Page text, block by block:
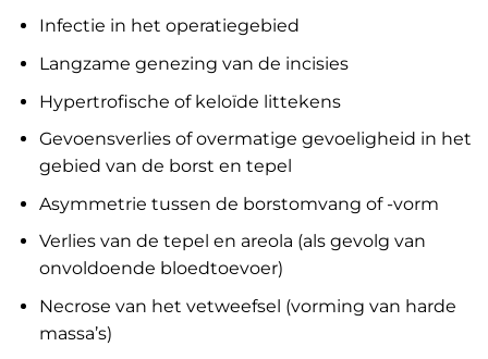
Infectie in het operatiegebied
Langzame genezing van de incisies
Hypertrofische of keloïde littekens
Gevoensverlies of overmatige gevoeligheid in het
gebied van de borst en tepel
Asymmetrie tussen de borstomvang of -vorm
Verlies van de tepel en areola (als gevolg van
onvoldoende bloedtoevoer)
Necrose van het vetweefsel (vorming van harde
massa’s)